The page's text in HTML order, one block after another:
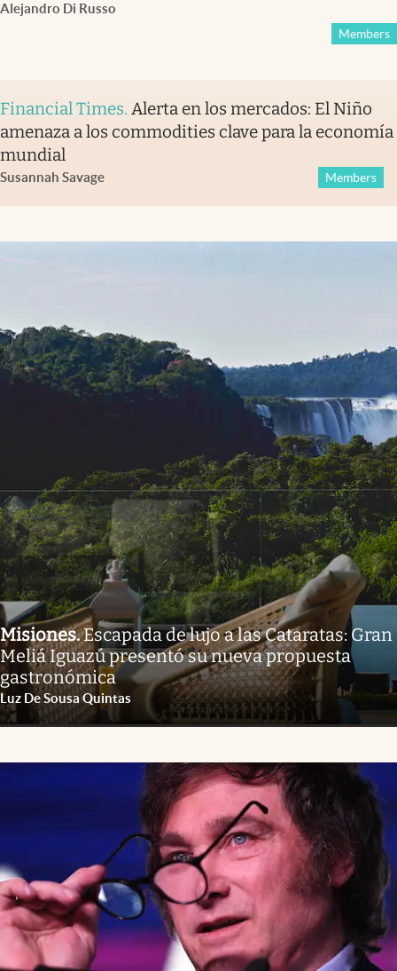
Alejandro Di Russo
Members
Financial Times. Alerta en los mercados: El Niño
amenaza a los commodities clave para la economía
mundial
Susannah Savage Members
Misiones.Escapada de lujo a las Cataratas: Gran
Meliá Iguazú presentó su nueva propuesta
gastronómica
Luz De Sousa Quintas